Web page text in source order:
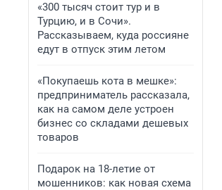
«300 тысяч стоит тур и в
Турцию, и в Сочи».
Рассказываем, куда россияне
едут в отпуск этим летом
«Покупаешь кота в мешке»:
предприниматель рассказала,
как на самом деле устроен
бизнес со складами дешевых
товаров
Подарок на 18-летие от
мошенников: как новая схема